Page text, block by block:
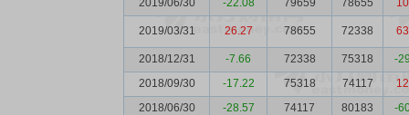
2019/06/30 -22.08 79659 78655
2019/03/31 26.27 78655 72338
2018/12/31 -7.66 72338 75318
-
2018/09/30
-17.22 75318 74117
2018/06/30
-28.57 74117 80183 -